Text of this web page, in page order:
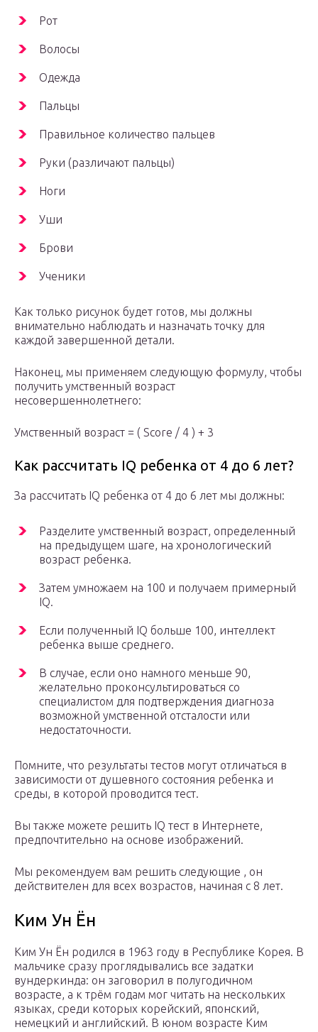
Рот
Волосы
Одежда
Пальцы
Правильное количество пальцев
Руки (различают пальцы)
Ноги
Уши
Брови
Ученики
Как только рисунок будет готов, мы должны
внимательно наблюдать и назначать точку для
каждой завершенной детали.
Наконец, мы применяем следующую формулу, чтобы
получить умственный возраст
несовершеннолетнего:
Умственный возраст = ( Score / 4 ) + 3
Как рассчитать IQ ребенка от 4 до 6 лет?
За рассчитать IQ ребенка от 4 до 6 лет мы должны:
Разделите умственный возраст, определенный
на предыдущем шаге, на хронологический
возраст ребенка.
Затем умножаем на 100 и получаем примерный
IQ.
Если полученный IQ больше 100, интеллект
ребенка выше среднего.
В случае, если оно намного меньше 90,
желательно проконсультироваться со
специалистом для подтверждения диагноза
возможной умственной отсталости или
недостаточности.
Помните, что результаты тестов могут отличаться в
зависимости от душевного состояния ребенка и
среды, в которой проводится тест.
Вы также можете решить IQ тест в Интернете,
предпочтительно на основе изображений.
Мы рекомендуем вам решить следующие , он
действителен для всех возрастов, начиная с 8 лет.
Ким Ун Ён
Ким Ун Ён родился в 1963 году в Республике Корея. В
мальчике сразу проглядывались все задатки
вундеркинда: он заговорил в полугодичном
возрасте, а к трём годам мог читать на нескольких
языках, среди которых корейский, японский,
немецкий и английский. В юном возрасте Ким